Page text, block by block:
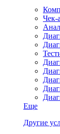
Чек-
Еще
Другие